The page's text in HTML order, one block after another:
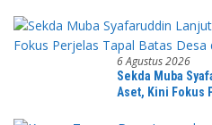
6 Agustus 2026
Sekda Muba
Aset, Kini Fokus